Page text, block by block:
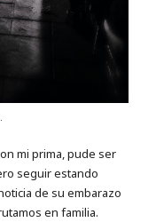
mi prima, pude ser
seguir estando
de su embarazo
en familia.